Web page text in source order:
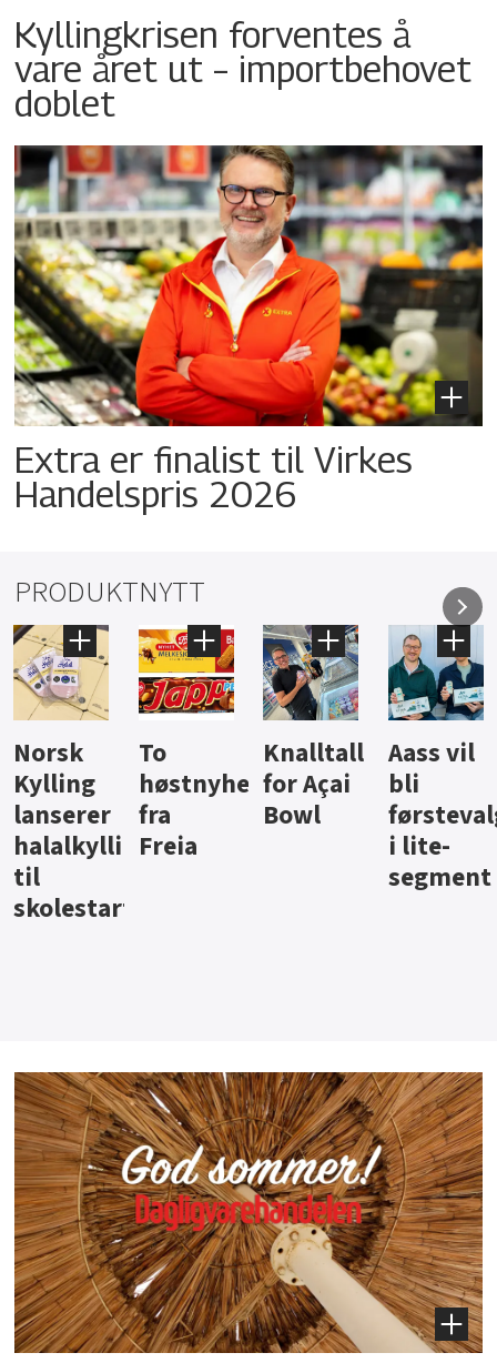
Kyllingkrisen forventes å
vare året ut – importbehovet
doblet
Extra er finalist til Virkes
Handelspris 2026
PRODUKTNYTT
Knalltall
for Açai
Bowl
Aass vil
bli
førstevalg
i lite-
Brus og
jus fra
Berentsen
Hard
iste fra
Hansa